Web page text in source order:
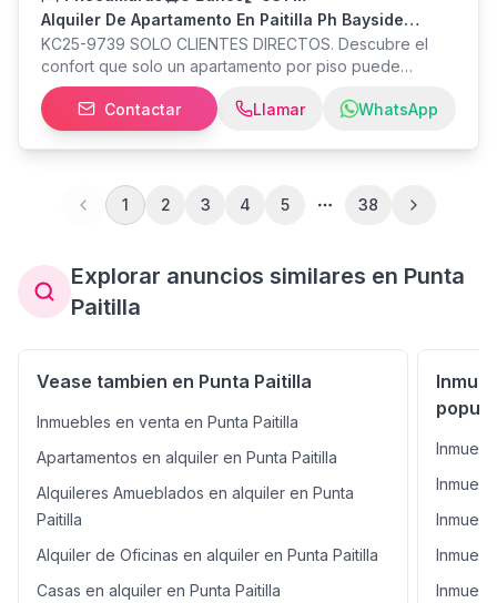
Alquiler De Apartamento En Paitilla Ph Bayside
Tower Kc
KC25-9739 SOLO CLIENTES DIRECTOS. Descubre el
confort que solo un apartamento por piso puede
ofrecerte. Esta exclusiva propiedad de 531 m² se
encuentra ubicada en el corazón de Punta Paitilla, una
de las zonas más prestigiosas de la ciudad. El
apartamento está completamente amoblado, con
de de excelente iluminación natural, ventilación cruzada
y una bella vista al mar
Contactar Llamar WhatsApp
1 2 3 4 5 38
Explorar anuncios similares en Punta
Paitilla
Vease tambien en Punta Paitilla
Inmuebles en venta en Punta Paitilla
Apartamentos en alquiler en Punta Paitilla
Alquileres Amueblados en alquiler en Punta
Paitilla
Alquiler de Oficinas en alquiler en Punta Paitilla
Casas en alquiler en Punta Paitilla